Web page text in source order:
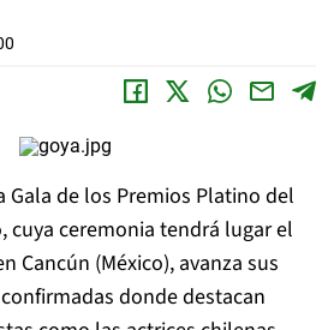
Gala de los Premios Platino del
cuya ceremonia tendrá lugar el
Cancún (México), avanza sus
donde destacan